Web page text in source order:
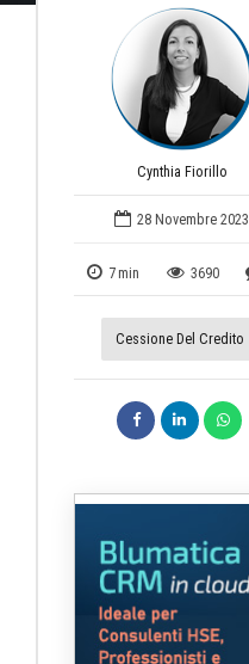
Cynthia Fiorillo
28 Novembre 2023
7 min 3690
Cessione Del Credito